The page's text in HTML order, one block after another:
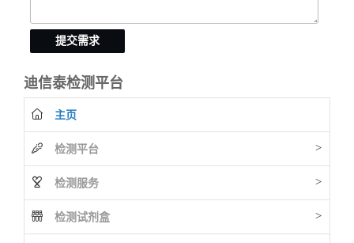
迪信泰检测平台
主页
检测平台 >
检测服务 >
检测试剂盒 >
提交需求